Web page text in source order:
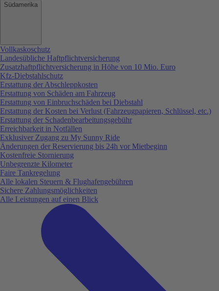
Südamerika
Vollkaskoschutz
Landesübliche Haftpflichtversicherung
Zusatzhaftpflichtversicherung in Höhe von 10 Mio. Euro
Kfz-Diebstahlschutz
Erstattung der Abschleppkosten
Erstattung von Schäden am Fahrzeug
Erstattung von Einbruchschäden bei Diebstahl
Erstattung der Kosten bei Verlust (Fahrzeugpapieren, Schlüssel, etc.)
Erstattung der Schadenbearbeitungsgebühr
Erreichbarkeit in Notfällen
Exklusiver Zugang zu My Sunny Ride
Änderungen der Reservierung bis 24h vor Mietbeginn
Kostenfreie Stornierung
Unbegrenzte Kilometer
Faire Tankregelung
Alle lokalen Steuern & Flughafengebühren
Sichere Zahlungsmöglichkeiten
Alle Leistungen auf einen Blick